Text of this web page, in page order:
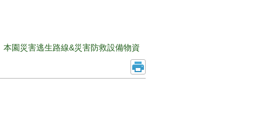
本園災害逃生路線&災害防救設備物資